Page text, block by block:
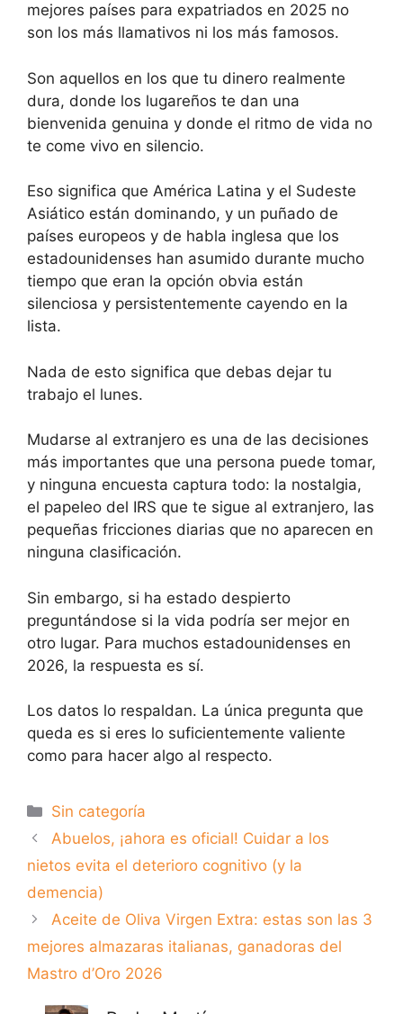
mejores países para expatriados en 2025 no
son los más llamativos ni los más famosos.
Son aquellos en los que tu dinero realmente
dura, donde los lugareños te dan una
bienvenida genuina y donde el ritmo de vida no
te come vivo en silencio.
Eso significa que América Latina y el Sudeste
Asiático están dominando, y un puñado de
países europeos y de habla inglesa que los
estadounidenses han asumido durante mucho
tiempo que eran la opción obvia están
silenciosa y persistentemente cayendo en la
lista.
Nada de esto significa que debas dejar tu
trabajo el lunes.
Mudarse al extranjero es una de las decisiones
más importantes que una persona puede tomar,
y ninguna encuesta captura todo: la nostalgia,
el papeleo del IRS que te sigue al extranjero, las
pequeñas fricciones diarias que no aparecen en
ninguna clasificación.
Sin embargo, si ha estado despierto
preguntándose si la vida podría ser mejor en
otro lugar. Para muchos estadounidenses en
2026, la respuesta es sí.
Los datos lo respaldan. La única pregunta que
queda es si eres lo suficientemente valiente
como para hacer algo al respecto.
Categorías
Sin categoría
Abuelos, ¡ahora es oficial! Cuidar a los
nietos evita el deterioro cognitivo (y la
demencia)
Aceite de Oliva Virgen Extra: estas son las 3
mejores almazaras italianas, ganadoras del
Mastro d’Oro 2026